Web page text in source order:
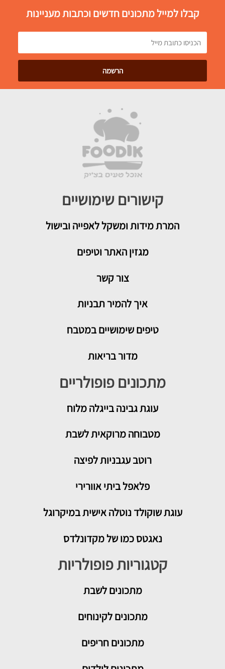
קבלו למייל מתכונים חדשים וכתבות מעניינות
קישורים שימושיים
המרת מידות ומשקל לאפייה ובישול
מגזין האתר וטיפים
צור קשר
איך להמיר תבניות
טיפים שימושיים במטבח
מדור בריאות
מתכונים פופולריים
עוגת גבינה בייגלה מלוח
מטבוחה מרוקאית לשבת
רוטב עגבניות לפיצה
פלאפל ביתי אוורירי
עוגת שוקולד נוטלה אישית במיקרוגל
נאגטס כמו של מקדונלדס
קטגוריות פופולריות
מתכוניםלשבת
מתכונים לקינוחים
מתכונים חריפים